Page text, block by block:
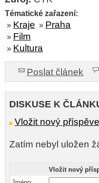
Tématické zařazení:
» Kraje » Praha
» Film
» Kultura
Poslat článek
DISKUSE K
Vložit nový
Zatím nebyl uložen
Vložit nový